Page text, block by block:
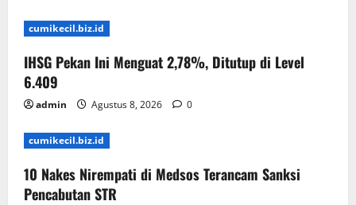
cumikecil.biz.id
IHSG Pekan Ini Menguat 2,78%, Ditutup di Level
6.409
admin Agustus 8, 2026 0
cumikecil.biz.id
10 Nakes Nirempati di Medsos Terancam Sanksi
Pencabutan STR